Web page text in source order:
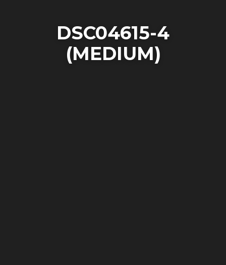
DSC04615-4
(MEDIUM)